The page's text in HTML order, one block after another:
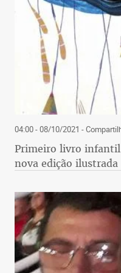
04:00 - 08/10/2021 -
Primeiro livro infantil
nova edição ilustrada